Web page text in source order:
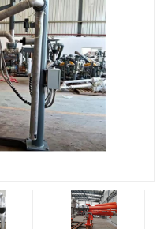
输油臂
汽车鹤管